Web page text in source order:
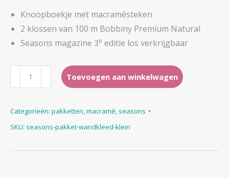
Knoopboekje met macramésteken
2 klossen van 100 m Bobbiny Premium Natural
Seasons magazine 3e editie los verkrijgbaar
seasons
pakket
klein
aantal
Toevoegen aan winkelwagen
Categorieën: pakketten,macramé, seasons
SKU: seasons-pakket-wandkleed-klein